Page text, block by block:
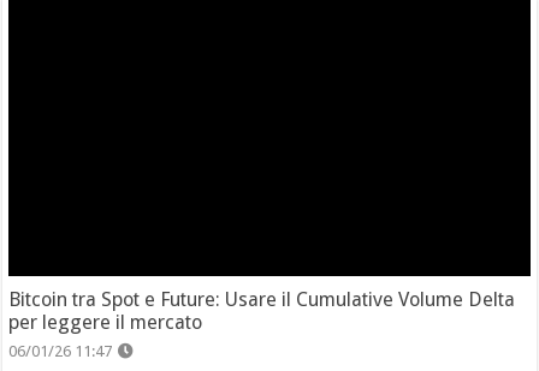
Bitcoin tra Spot e Future: Usare il Cumulative Volume Delta
per leggere il mercato
06/01/26 11:47